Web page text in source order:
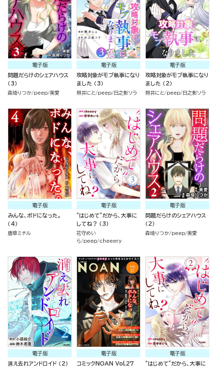
電子版
問題だらけのシェアハウス
（3）
森埼りつか peep 美愛
電子版
攻略対象がモブ執事になり
ました （3）
照井にと peep 日之影ソラ
電子版
攻略対象がモブ執事になり
ました （2）
照井にと peep 日之影ソラ
電子版
みんな、ボドになった。
（4）
唐草ミチル
電子版
“はじめて”だから、大事に
してね？ （3）
花守めい
ら
peep cheeery
電子版
問題だらけのシェアハウス
（2）
森埼りつか peep 美愛
電子版
消え去れアンドロイド （2）
電子版
コミックNOAN Vol.27
電子版
“はじめて”だから、大事に